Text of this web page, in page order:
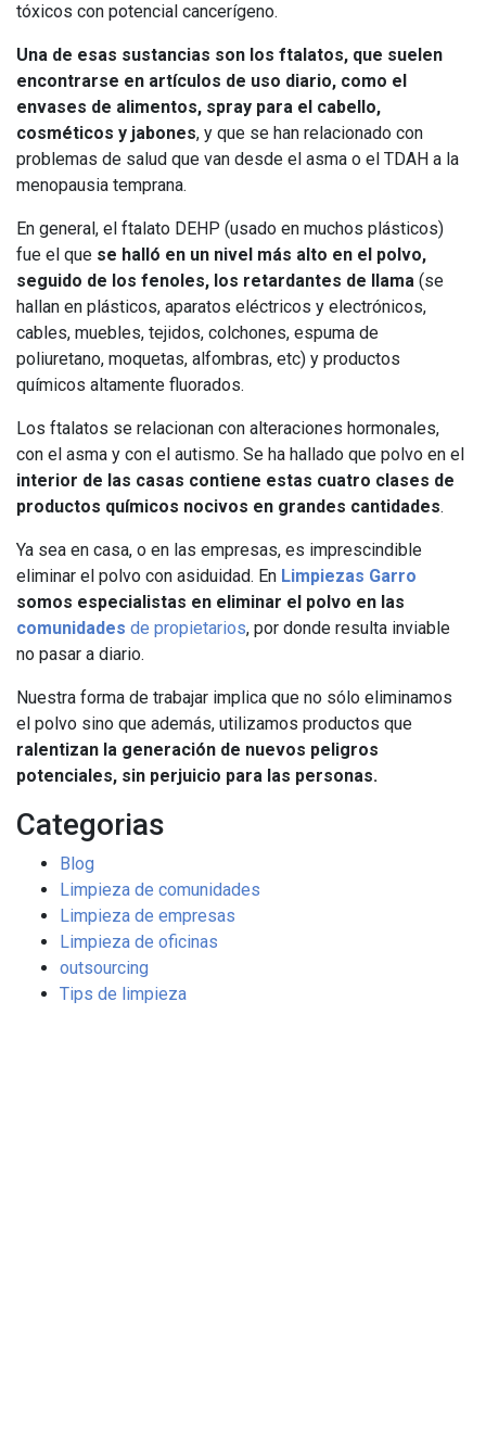
tóxicos con potencial cancerígeno.
Una de esas sustancias son los ftalatos, que suelen
encontrarse en artículos de uso diario, como el
envases de alimentos, spray para el cabello,
cosméticos y jabones, y que se han relacionado con
problemas de salud que van desde el asma o el TDAH a la
menopausia temprana.
En general, el ftalato DEHP (usado en muchos plásticos)
fue el que se halló en un nivel más alto en el polvo,
seguido de los fenoles, los retardantes de llama (se
hallan en plásticos, aparatos eléctricos y electrónicos,
cables, muebles, tejidos, colchones, espuma de
poliuretano, moquetas, alfombras, etc) y productos
químicos altamente fluorados.
Los ftalatos se relacionan con alteraciones hormonales,
con el asma y con el autismo. Se ha hallado que polvo en el
interior de las casas contiene estas cuatro clases de
productos químicos nocivos en grandes cantidades.
Ya sea en casa, o en las empresas, es imprescindible
eliminar el polvo con asiduidad. En Limpiezas Garro
somos especialistas en eliminar el polvo en las
comunidades de propietarios, por donde resulta inviable
no pasar a diario.
Nuestra forma de trabajar implica que no sólo eliminamos
el polvo sino que además, utilizamos productos que
ralentizan la generación de nuevos peligros
potenciales, sin perjuicio para las personas.
Categorias
Blog
Limpieza de comunidades
Limpieza de empresas
Limpieza de oficinas
outsourcing
Tips de limpieza